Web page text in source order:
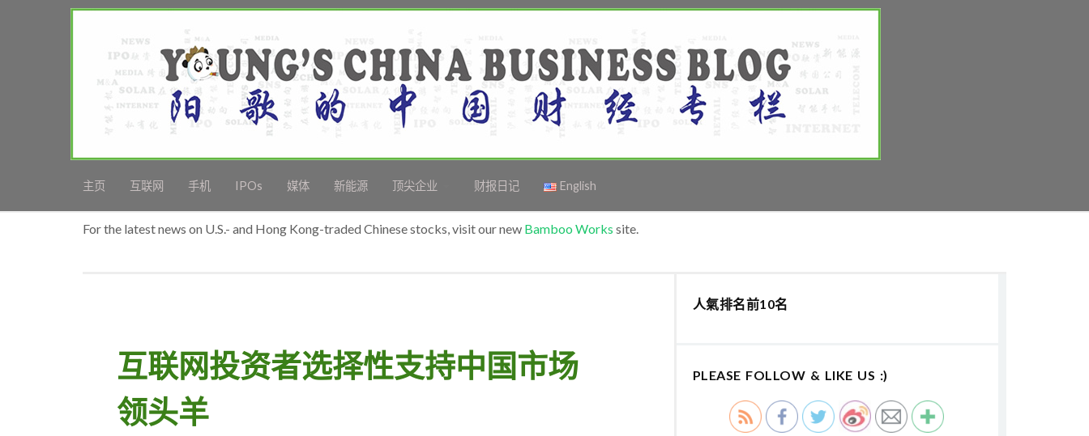
主页 互联网 手机 IPOs 媒体 新能源 顶尖企业 财报日记 English
For the latest news on U.S.- and Hong Kong-traded Chinese stocks, visit our new Bamboo Works site.
互联网投资者选择性支持中国市场
领头羊
人氣排名前10名
PLEASE FOLLOW & LIKE US :)